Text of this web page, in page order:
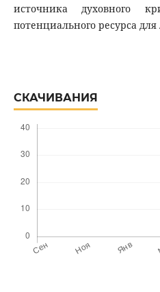
источника духовного
потенциального ресурса
СКАЧИВАНИЯ